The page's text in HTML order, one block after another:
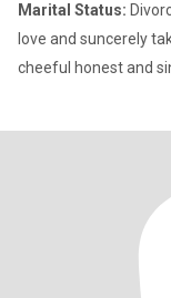
Marital Status:
love and suncerely
cheeful honest and